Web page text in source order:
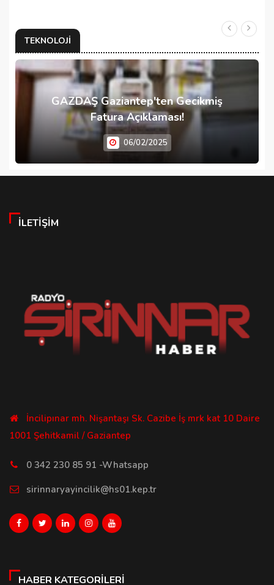
TEKNOLOJI
GAZDAŞ Gaziantep'ten Gecikmiş
Fatura Açıklaması!
06/02/2025
İLETIŞIM
İncilipınar mh. Nişantaşı Sk. Cazibe İş mrk kat 10 Daire
1001 Şehitkamil / Gaziantep
0 342 230 85 91 -Whatsapp
sirinnaryayincilik@hs01.kep.tr
HABER KATEGORILERI